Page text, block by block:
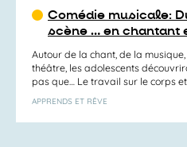
Comédie musicale:
scène … en chantant
Autour de la chant, de la
théâtre, les adolescents
pas que… Le travail sur le corps et...
APPRENDS ET RÊVE